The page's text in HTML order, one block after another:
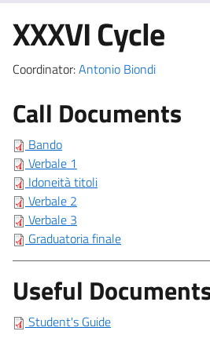
XXXVI Cycle
Coordinator:Antonio Biondi
Call Documents
Bando
Verbale 1
Idoneità titoli
Verbale 2
Verbale 3
Graduatoria finale
Useful
Student's Guide